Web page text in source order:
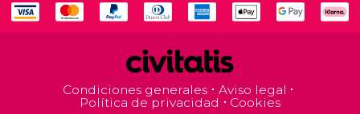
Condiciones generales
Aviso legal
Política de privacidad
Cookies